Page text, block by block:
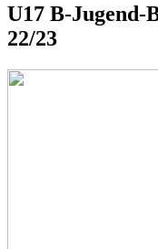
U17 B-Jugend-
22/23